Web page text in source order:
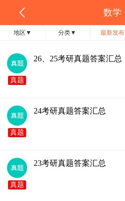
数学
地区 ▼ 分类▼ 最新发布
真题
26、25考研真题答案汇总
真题
24考研真题答案汇总
真题
23考研真题答案汇总